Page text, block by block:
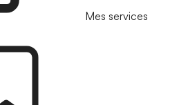
Mes services